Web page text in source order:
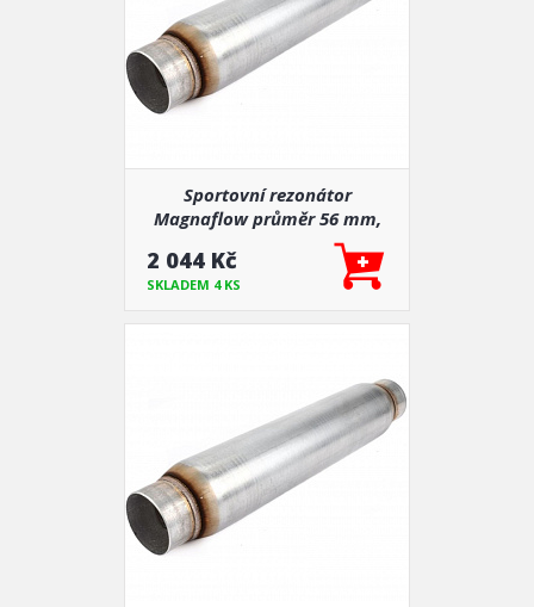
Sportovní rezonátor
Magnaflow průměr 56 mm,
délka 760 mm (18144)
2 044 Kč
SKLADEM 4 KS